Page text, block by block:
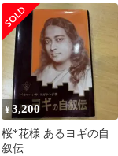
¥3,200
桜*花様 あるヨギの自
叙伝